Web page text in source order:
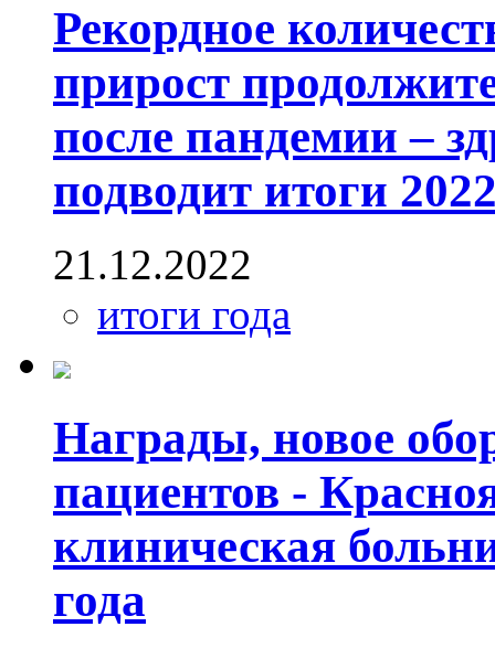
Рекордное
прирост
после пандемии –
подводит итоги
21.12.2022
итоги года
Награды, новое
пациентов -
клиническая
года